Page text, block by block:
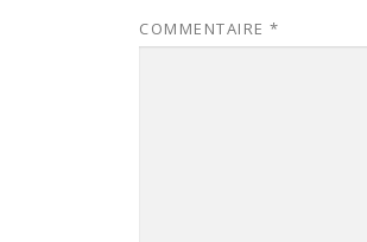
COMMENTAIRE *